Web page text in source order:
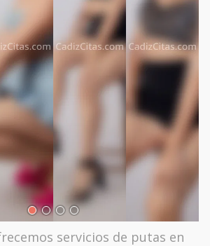
servicios de putas en